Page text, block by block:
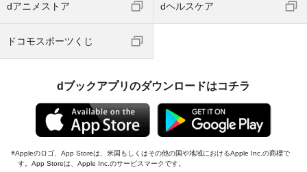
dアニメストア dヘルスケア
ドコモスポーツくじ
dブックアプリのダウンロードはコチラ
Appleのロゴ、App Storeは、米国もしくはその他の国や地域におけるApple Inc.の商標で
す。App Storeは、Apple Inc.のサービスマークです。